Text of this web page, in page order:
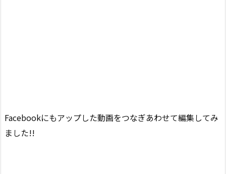
Facebookにもアップした動画をつなぎあわせて編集してみ
ました!!